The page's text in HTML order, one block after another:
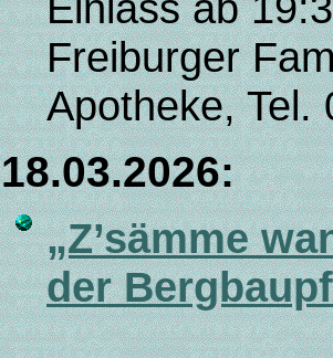
Freiburger
Apotheke, Tel.
18.03.2026:
„Z’sämme
der